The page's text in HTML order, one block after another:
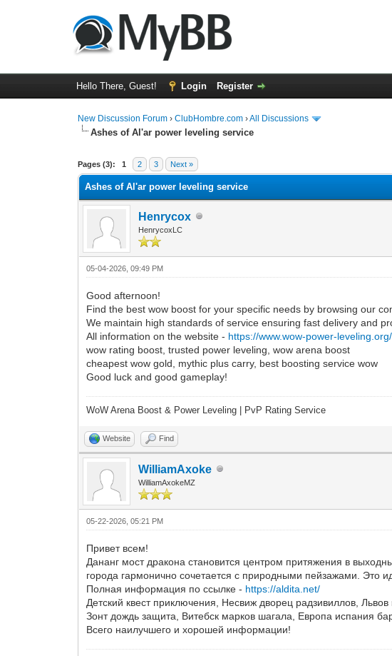
Hello There, Guest! Login Register
New Discussion Forum ›ClubHombre.com ›All Discussions
Ashes of Al'ar power leveling service
Pages (3): 1 2 3 Next »
0 Vote(s) - 0 Average
1
2
3
4
5
Ashes of Al'ar power leveling service
Henrycox
HenrycoxLC
05-04-2026, 09:49 PM
Good afternoon!
Find the best wow boost for your specific needs by browsing our
We maintain high standards of service ensuring fast delivery and
All information on the website - https://www.wow-power-
wow rating boost, trusted power leveling, wow arena boost
cheapest wow gold, mythic plus carry, best boosting service wow
Good luck and good gameplay!
WoW Arena Boost & Power Leveling | PvP Rating Service
Website Find
WilliamAxoke
WilliamAxokeMZ
05-22-2026, 05:21 PM
Привет всем!
Дананг мост дракона становится центром притяжения в
города гармонично сочетается с природными пейзажами. Это
Полная информация по ссылке - https://aldita.net/
Детский квест приключения, Несвиж дворец радзивиллов, Львов
Зонт дождь защита, Витебск марков шагала, Европа испания
Всего наилучшего и хорошей информации!